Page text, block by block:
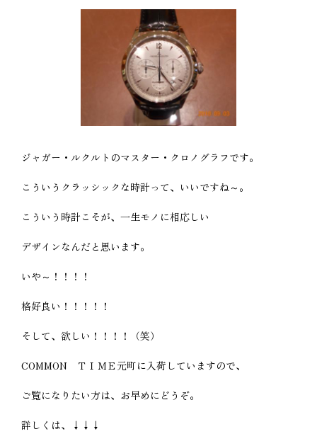
ジャガー・ルクルトのマスター・クロノグラフです。
こういうクラッシックな時計って、いいですね～。
こういう時計こそが、一生モノに相応しい
デザインなんだと思います。
いや～！！！！
格好良い！！！！！
そして、欲しい！！！！（笑）
COMMON ＴＩＭＥ元町に入荷していますので、
ご覧になりたい方は、お早めにどうぞ。
詳しくは、↓↓↓